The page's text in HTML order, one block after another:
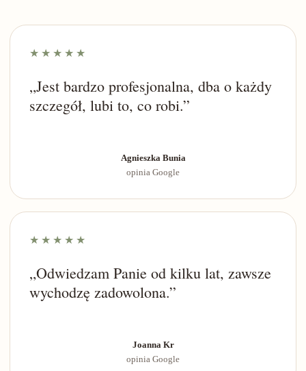
★★★★★
„Jest bardzo profesjonalna, dba o każdy
szczegół, lubi to, co robi.”
Agnieszka Bunia
opinia Google
★★★★★
„Odwiedzam Panie od kilku lat, zawsze
wychodzę zadowolona.”
Joanna Kr
opinia Google